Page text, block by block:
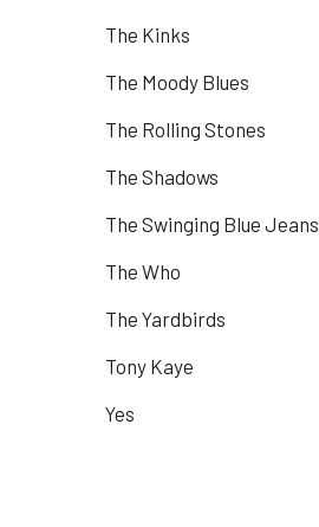
The Kinks
The Moody Blues
The Rolling Stones
The Shadows
The Swinging Blue Jeans
The Who
The Yardbirds
Tony Kaye
Yes